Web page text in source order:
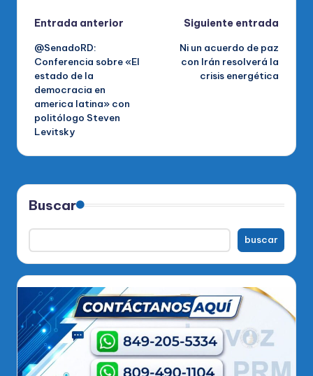
Navegación
de
entradas
Entrada anterior
@SenadoRD:
Conferencia sobre «El
estado de la
democracia en
america latina» con
politólogo Steven
Levitsky
Siguiente entrada
Ni un acuerdo de paz
con Irán resolverá la
crisis energética
Buscar
buscar